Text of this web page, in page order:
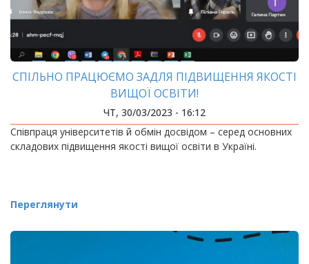
СПІЛЬНО ПРАЦЮЄМО ЗАДЛЯ ПІДВИЩЕННЯ ЯКОСТІ
ВИЩОЇ ОСВІТИ!
ЧТ, 30/03/2023 - 16:12
Співпраця університетів й обмін досвідом – серед основних
складових підвищення якості вищої освіти в Україні.
Переглянути